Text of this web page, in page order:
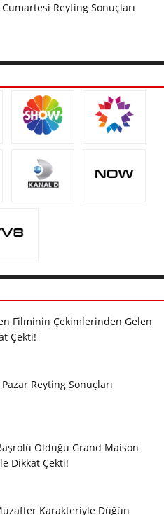
Reyting Sonuçları
Filminin Çekimlerinden Gelen
Çekti!
Reyting Sonuçları
Olduğu Grand Maison
Dikkat Çekti!
Karakteriyle Düğün